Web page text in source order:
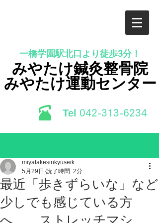
一橋学園駅北口より徒歩3分！
みやたけ鍼灸整骨院
みやたけ運動センター
Tel ​042-313-6234
最近「歩きずらいな」など
少しでも感じている方
miyatakesinkyuseik
5月29日 読了時間: 2分